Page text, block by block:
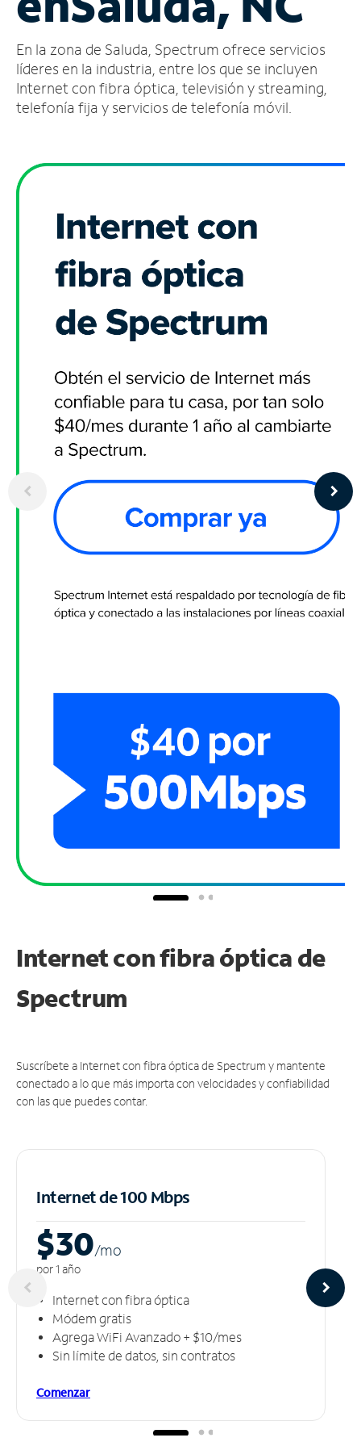
cuenta
Encuentra
una
tienda
En la zona de Saluda, Spectrum ofrece servicios
líderes en la industria, entre los que se incluyen
Internet con fibra óptica, televisión y streaming,
telefonía fija y servicios de telefonía móvil.
Internet con fibra óptica de
Spectrum
Suscríbete a Internet con fibra óptica de Spectrum y mantente
conectado a lo que más importa con velocidades y confiabilidad
con las que puedes contar.
Internet de 100 Mbps
$30/mo
por 1 año
Internet con fibra óptica
Módem gratis
Agrega WiFi Avanzado + $10/mes
Sin límite de datos, sin contratos
Comenzar